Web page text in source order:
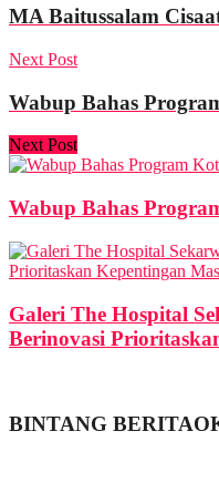
MA Baitussalam
Next Post
Wabup Bahas
Next Post
Wabup Bahas
Galeri The Hospital
Berinovasi
BINTANG